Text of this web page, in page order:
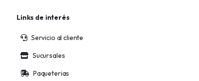
Links de interés
Servicio al cliente
Sucursales
Paqueterias